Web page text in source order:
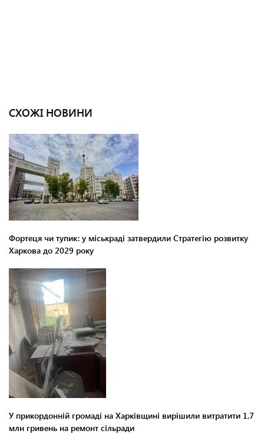
СХОЖІ НОВИНИ
Фортеця чи тупик: у міськраді затвердили Стратегію розвитку
Харкова до 2029 року
У прикордонній громаді на Харківщині вирішили витратити 1,7
млн гривень на ремонт сільради